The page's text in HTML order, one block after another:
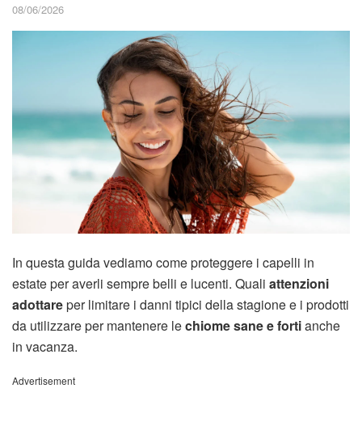
08/06/2026
In questa guida vediamo come proteggere i capelli in
estate per averli sempre belli e lucenti. Quali attenzioni
adottareper limitare i danni tipici della stagione e i prodotti
da utilizzare per mantenere lechiome sane e fortianche
in vacanza.
Advertisement